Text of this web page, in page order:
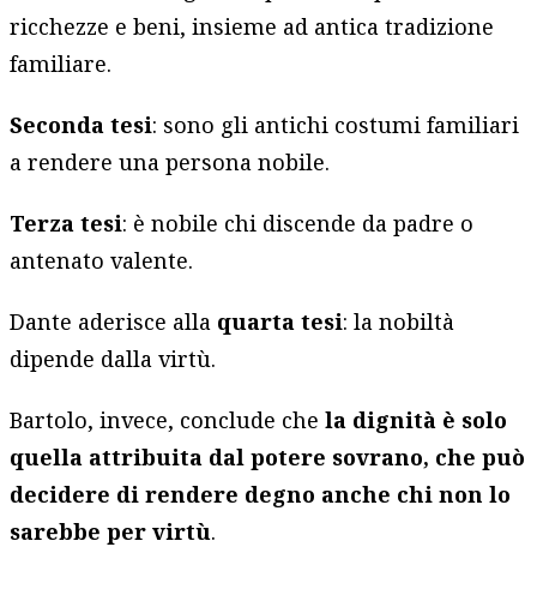
ricchezze e beni, insieme ad antica tradizione
familiare.
Seconda tesi: sono gli antichi costumi familiari
a rendere una persona nobile.
Terza tesi: è nobile chi discende da padre o
antenato valente.
Dante aderisce alla quarta tesi: la nobiltà
dipende dalla virtù.
Bartolo, invece, conclude chela dignità è solo
quella attribuita dal potere sovrano, che può
decidere di rendere degno anche chi non lo
sarebbe per virtù.